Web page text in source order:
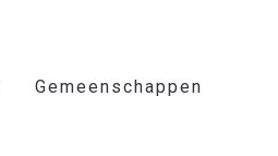
Gemeenschappen